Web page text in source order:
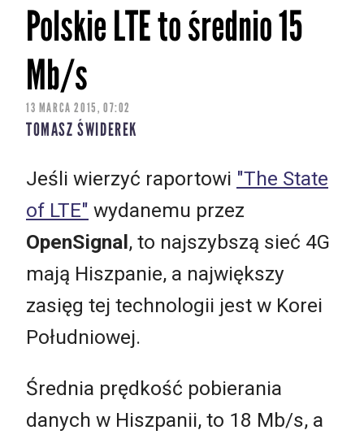
Polskie LTE to średnio 15
Mb/s
13 MARCA 2015, 07:02
TOMASZ ŚWIDEREK
Jeśli wierzyć raportowi "The State
of LTE" wydanemu przez
OpenSignal, to najszybszą sieć 4G
mają Hiszpanie, a największy
zasięg tej technologii jest w Korei
Południowej.
Średnia prędkość pobierania
danych w Hiszpanii, to 18 Mb/s, a